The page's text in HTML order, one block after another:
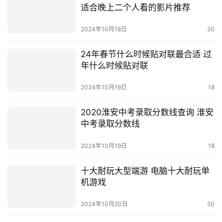
适合晚上二个人看的影片推荐
2024年10月18日 20
24年春节什么时候贴对联最合适 过
年什么时候贴对联
2024年10月19日 18
2020淮安中考录取分数线查询 淮安
中考录取分数线
2024年10月19日 18
十大耐玩大型端游 电脑十大耐玩单
机游戏
2024年10月20日 50